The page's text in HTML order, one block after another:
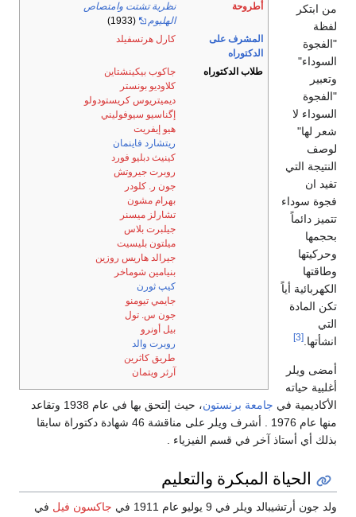
أطروحة
نظرية تشتت وامتصاص
الهليوم
(1933)
المشرف على
الدكتوراه
كارل هرتسفيلد
طلاب الدكتوراه
جاكوب بيكينشتاين
كلاوديو بونستر
ديميتريوس كريستودولو
إگناسيو سيوفوليني
هيو إيفريت
ريتشارد فاينمان
كينيث دبليو فورد
روبرت جيروتش
جون ر. كلودر
بهرام مشون
تشارلز ميسنر
جيلبرت بلاس
ميلتون بليسيت
جيرالد هاريس روزين
بنيامين شوماخر
كيپ ثورن
جايمي تيومنو
جون س. تول
بيل أونرو
روبرت والد
طريق كاثرين
آرثر ويتمان
من ابتكر
لفظة
"الفجوة
السوداء"
وتعبير
"الفجوة
السوداء لا
شعر لها"
لوصف
النتيجة التي
تفيد ان
فجوة سوداء
تتميز دائماً
بحجمها
وحركيتها
وطاقتها
الكهربائية أياً
تكن المادة
التي
انشأتها. [3]
أمضى ويلر
أغلبية حياته
الأكاديمية في جامعة برنستون
، حيث إلتحق بها في عام 1938 وتقاعد
منها عام 1976 . أشرف ويلر على مناقشة 46 شهادة دكتوراة سابقا
بذلك أي أستاذ آخر في قسم الفيزياء .
الحياة المبكرة والتعليم
ولد جون أرتشيبالد ويلر في 9 يوليو عام 1911 في جاكسون فيل في